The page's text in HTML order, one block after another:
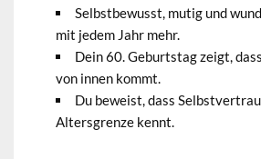
Selbstbewusst, mutig und
mit jedem Jahr mehr.
Dein 60. Geburtstag zeigt,
von innen kommt.
Du beweist, dass
Altersgrenze kennt.